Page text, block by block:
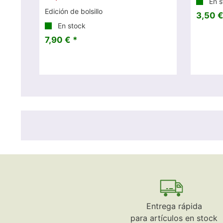
Edición de bolsillo
En stock
7,90 € *
3,50
Entrega rápida
para artículos en stock